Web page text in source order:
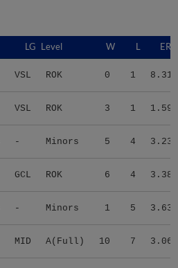
LG Level W L ERA
VSL ROK 0 1 8.31
VSL ROK 3 1 1.59
- Minors 5 4 3.23
GCL ROK 6 4 3.38
- Minors 1 5 3.63
MID A(Full) 10 7 3.06